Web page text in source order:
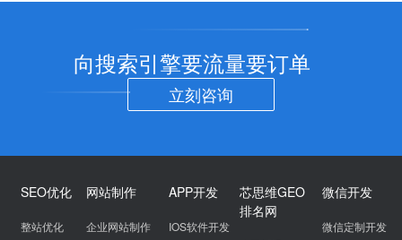
向搜索引擎要流量要订单
立刻咨询
SEO优化
整站优化
网站制作
企业网站制作
APP开发
IOS软件开发
芯思维GEO
排名网
微信开发
微信定制开发